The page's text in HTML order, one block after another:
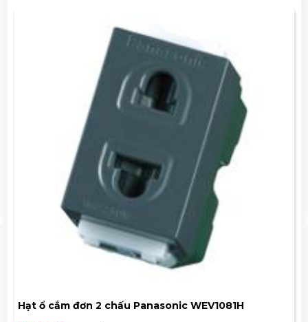
Hạt ổ cắm đơn 2 chấu Panasonic WEV1081H